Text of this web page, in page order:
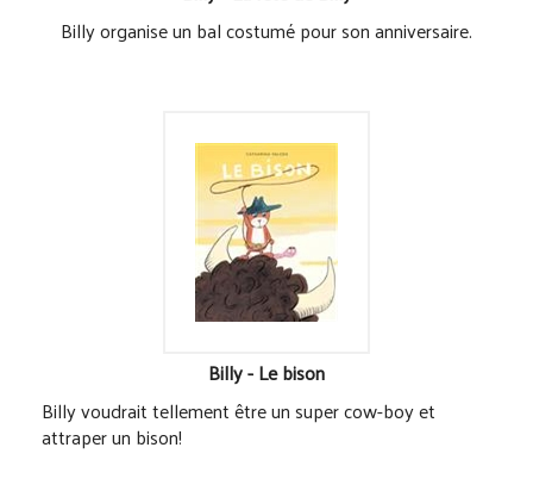
Billy organise un bal costumé pour son anniversaire.
Billy - Le bison
Billy voudrait tellement être un super cow-boy et
attraper un bison!